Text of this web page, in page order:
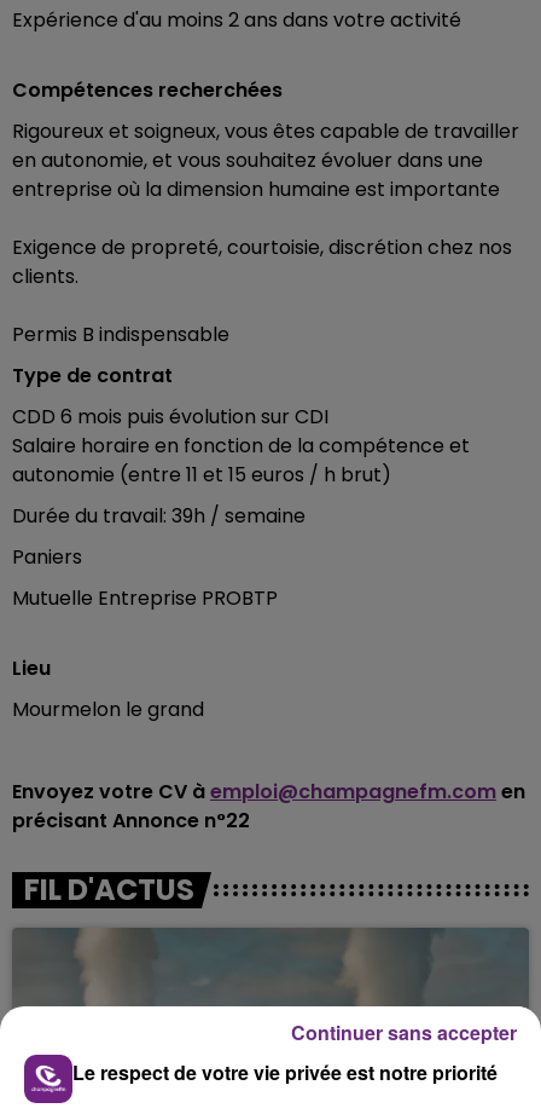
Expérience d'au moins 2 ans dans votre activité
Compétences recherchées
Rigoureux et soigneux, vous êtes capable de travailler
en autonomie, et vous souhaitez évoluer dans une
entreprise où la dimension humaine est importante
Exigence de propreté, courtoisie, discrétion chez nos
clients.
Permis B indispensable
Type de contrat
CDD 6 mois puis évolution sur CDI
Salaire horaire en fonction de la compétence et
autonomie (entre 11 et 15 euros / h brut)
Durée du travail: 39h / semaine
Paniers
Mutuelle Entreprise PROBTP
Lieu
Mourmelon le grand
Envoyez votre CV àemploi@champagnefm.comen
précisant Annonce n°22
FIL D'ACTUS
Le respect de votre vie privée est notre priorité
Continuer sans accepter